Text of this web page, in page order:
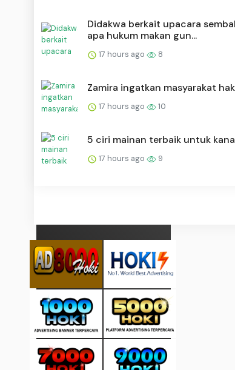
Didakwa berkait upacara
apa hukum makan gun...
17 hours ago 8
Zamira ingatkan masyarakat
17 hours ago 10
5 ciri mainan terbaik untuk
17 hours ago 9